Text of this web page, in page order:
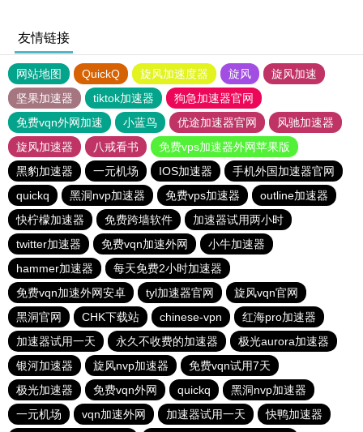
友情链接
网站地图 QuickQ 旋风加速度器 旋风
旋风加速
坚果加速器
tiktok加速器
狗急加速器官网
免费vqn外网加速
小蓝鸟 优途加速器官网
风驰加速器
旋风加速器
八戒看书
免费vps加速器外网苹果版
黑豹加速器
一元机场 IOS加速器
手机外国加速器官网
quickq
黑洞nvp加速器 免费vps加速器
outline加速器
快柠檬加速器
免费跨墙软件
加速器试用两小时
twitter加速器
免费vqn加速外网
小牛加速器
hammer加速器
每天免费2小时加速器
免费vqn加速外网安卓
tyl加速器官网
旋风vqn官网
黑洞官网
CHK下载站 chinese-vpn
红海pro加速器
加速器试用一天
永久不收费的加速器
极光aurora加速器
银河加速器
旋风nvp加速器
免费vqn试用7天
极光加速器
免费vqn外网 quickq
黑洞nvp加速器
一元机场
vqn加速外网 加速器试用一天 快鸭加速器